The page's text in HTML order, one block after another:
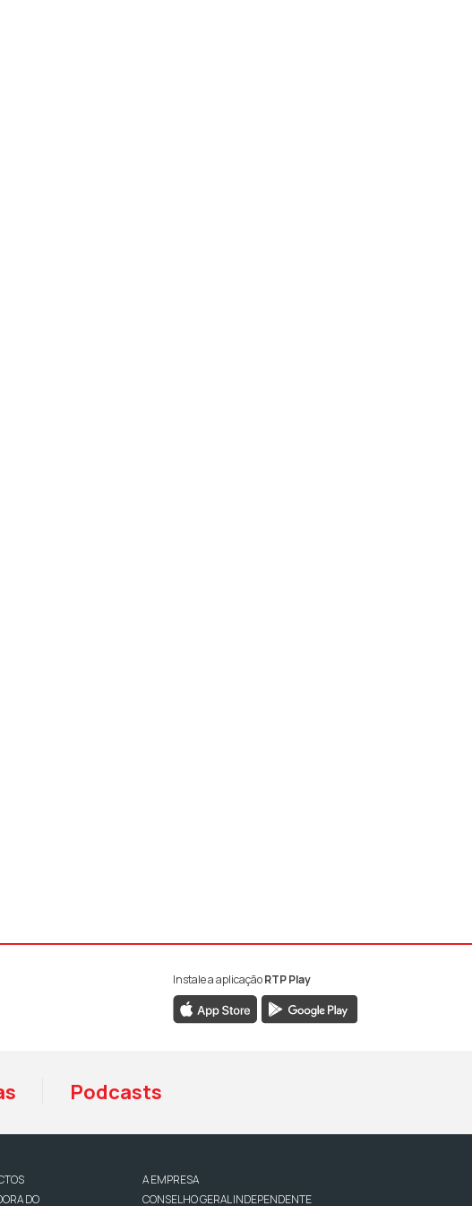
Facebook da RTP Antena 1
ao Instagram da RTP Antena 1
ao YouTube da RTP Antena 1
Instale a aplicaçãoRTP Play
Podcasts
DO
A EMPRESA
CONSELHO GERAL INDEPENDENTE